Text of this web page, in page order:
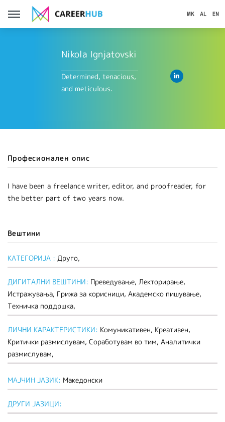
Nikola Ignjatovski
Determined, tenacious,
and meticulous.
Професионален опис
I have been a freelance writer, editor, and proofreader, for
the better part of two years now.
Вештини
КАТЕГОРИЈА : Друго,
ДИГИТАЛНИ ВЕШТИНИ: Преведување, Лекторирање,
Истражувања, Грижа за корисници, Академско пишување,
Техничка поддршка,
ЛИЧНИ КАРАКТЕРИСТИКИ: Комуникативен, Креативен,
Критички размислувам, Соработувам во тим, Аналитички
размислувам,
МАЈЧИН ЈАЗИК: Македонски
ДРУГИ ЈАЗИЦИ: